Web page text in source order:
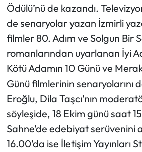
Ödülü’nü de kazandı.
de senaryolar yazan İzmirli
filmler 80. Adım ve Solgun Bir
romanlarından uyarlanan İyi
Kötü Adamın 10 Günü ve
Günü filmlerinin senaryolarını
Eroğlu, Dila Taşcı’nın
söyleşide, 18 Ekim günü saat
Sahne’de edebiyat serüvenini
16.00’da ise İletişim Yayınları